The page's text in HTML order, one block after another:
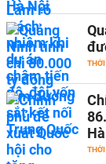
THỜI
THỜI